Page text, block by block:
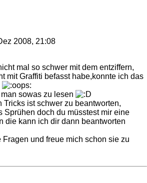
2008, 21:08
mal so schwer mit dem entziffern,
mit Graffiti befasst habe,konnte ich das
sowas zu lesen
Tricks ist schwer zu beantworten,
Sprühen doch du müsstest mir eine
die kann ich dir dann beantworten
Fragen und freue mich schon sie zu